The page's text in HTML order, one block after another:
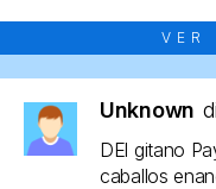
VER
Unknown
DEl gitano
caballos